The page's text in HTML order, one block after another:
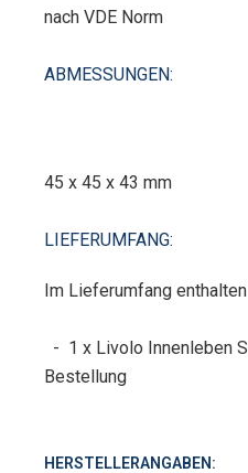
nach VDE Norm
ABMESSUNGEN:
45 x 45 x 43 mm
LIEFERUMFANG:
Im Lieferumfang
- 1 x Livolo Innenleben
Bestellung
HERSTELLERANGABEN: